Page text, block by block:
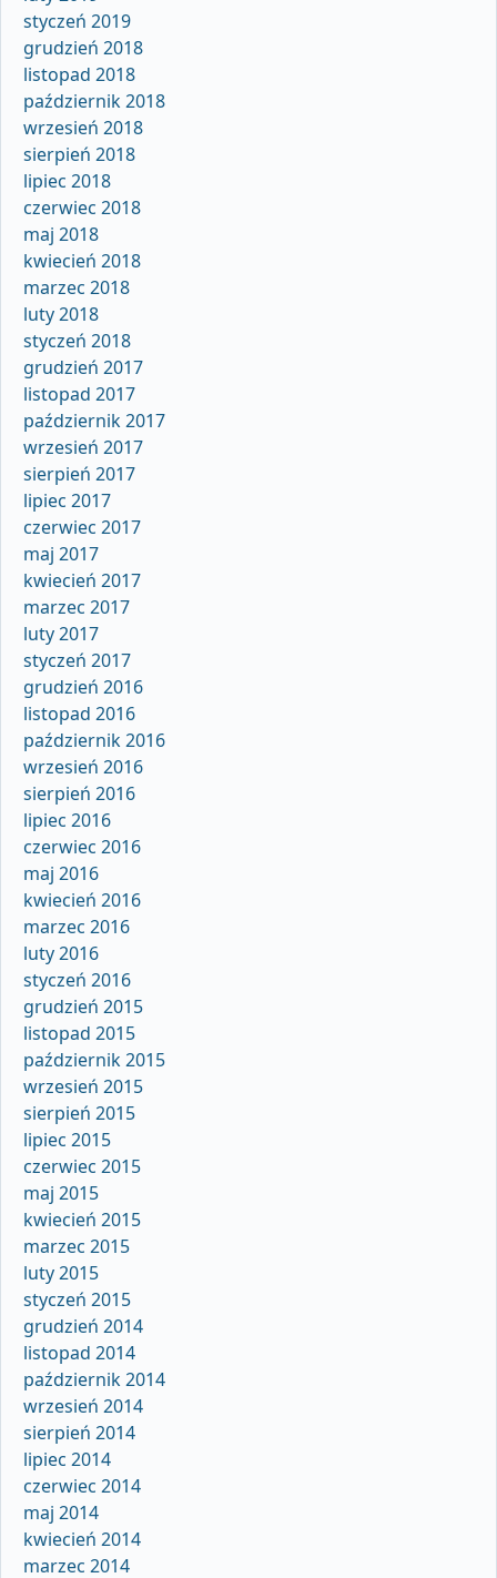
styczeń 2019
grudzień 2018
listopad 2018
październik 2018
wrzesień 2018
sierpień 2018
lipiec 2018
czerwiec 2018
maj 2018
kwiecień 2018
marzec 2018
luty 2018
styczeń 2018
grudzień 2017
listopad 2017
październik 2017
wrzesień 2017
sierpień 2017
lipiec 2017
czerwiec 2017
maj 2017
kwiecień 2017
marzec 2017
luty 2017
styczeń 2017
grudzień 2016
listopad 2016
październik 2016
wrzesień 2016
sierpień 2016
lipiec 2016
czerwiec 2016
maj 2016
kwiecień 2016
marzec 2016
luty 2016
styczeń 2016
grudzień 2015
listopad 2015
październik 2015
wrzesień 2015
sierpień 2015
lipiec 2015
czerwiec 2015
maj 2015
kwiecień 2015
marzec 2015
luty 2015
styczeń 2015
grudzień 2014
listopad 2014
październik 2014
wrzesień 2014
sierpień 2014
lipiec 2014
czerwiec 2014
maj 2014
kwiecień 2014
marzec 2014